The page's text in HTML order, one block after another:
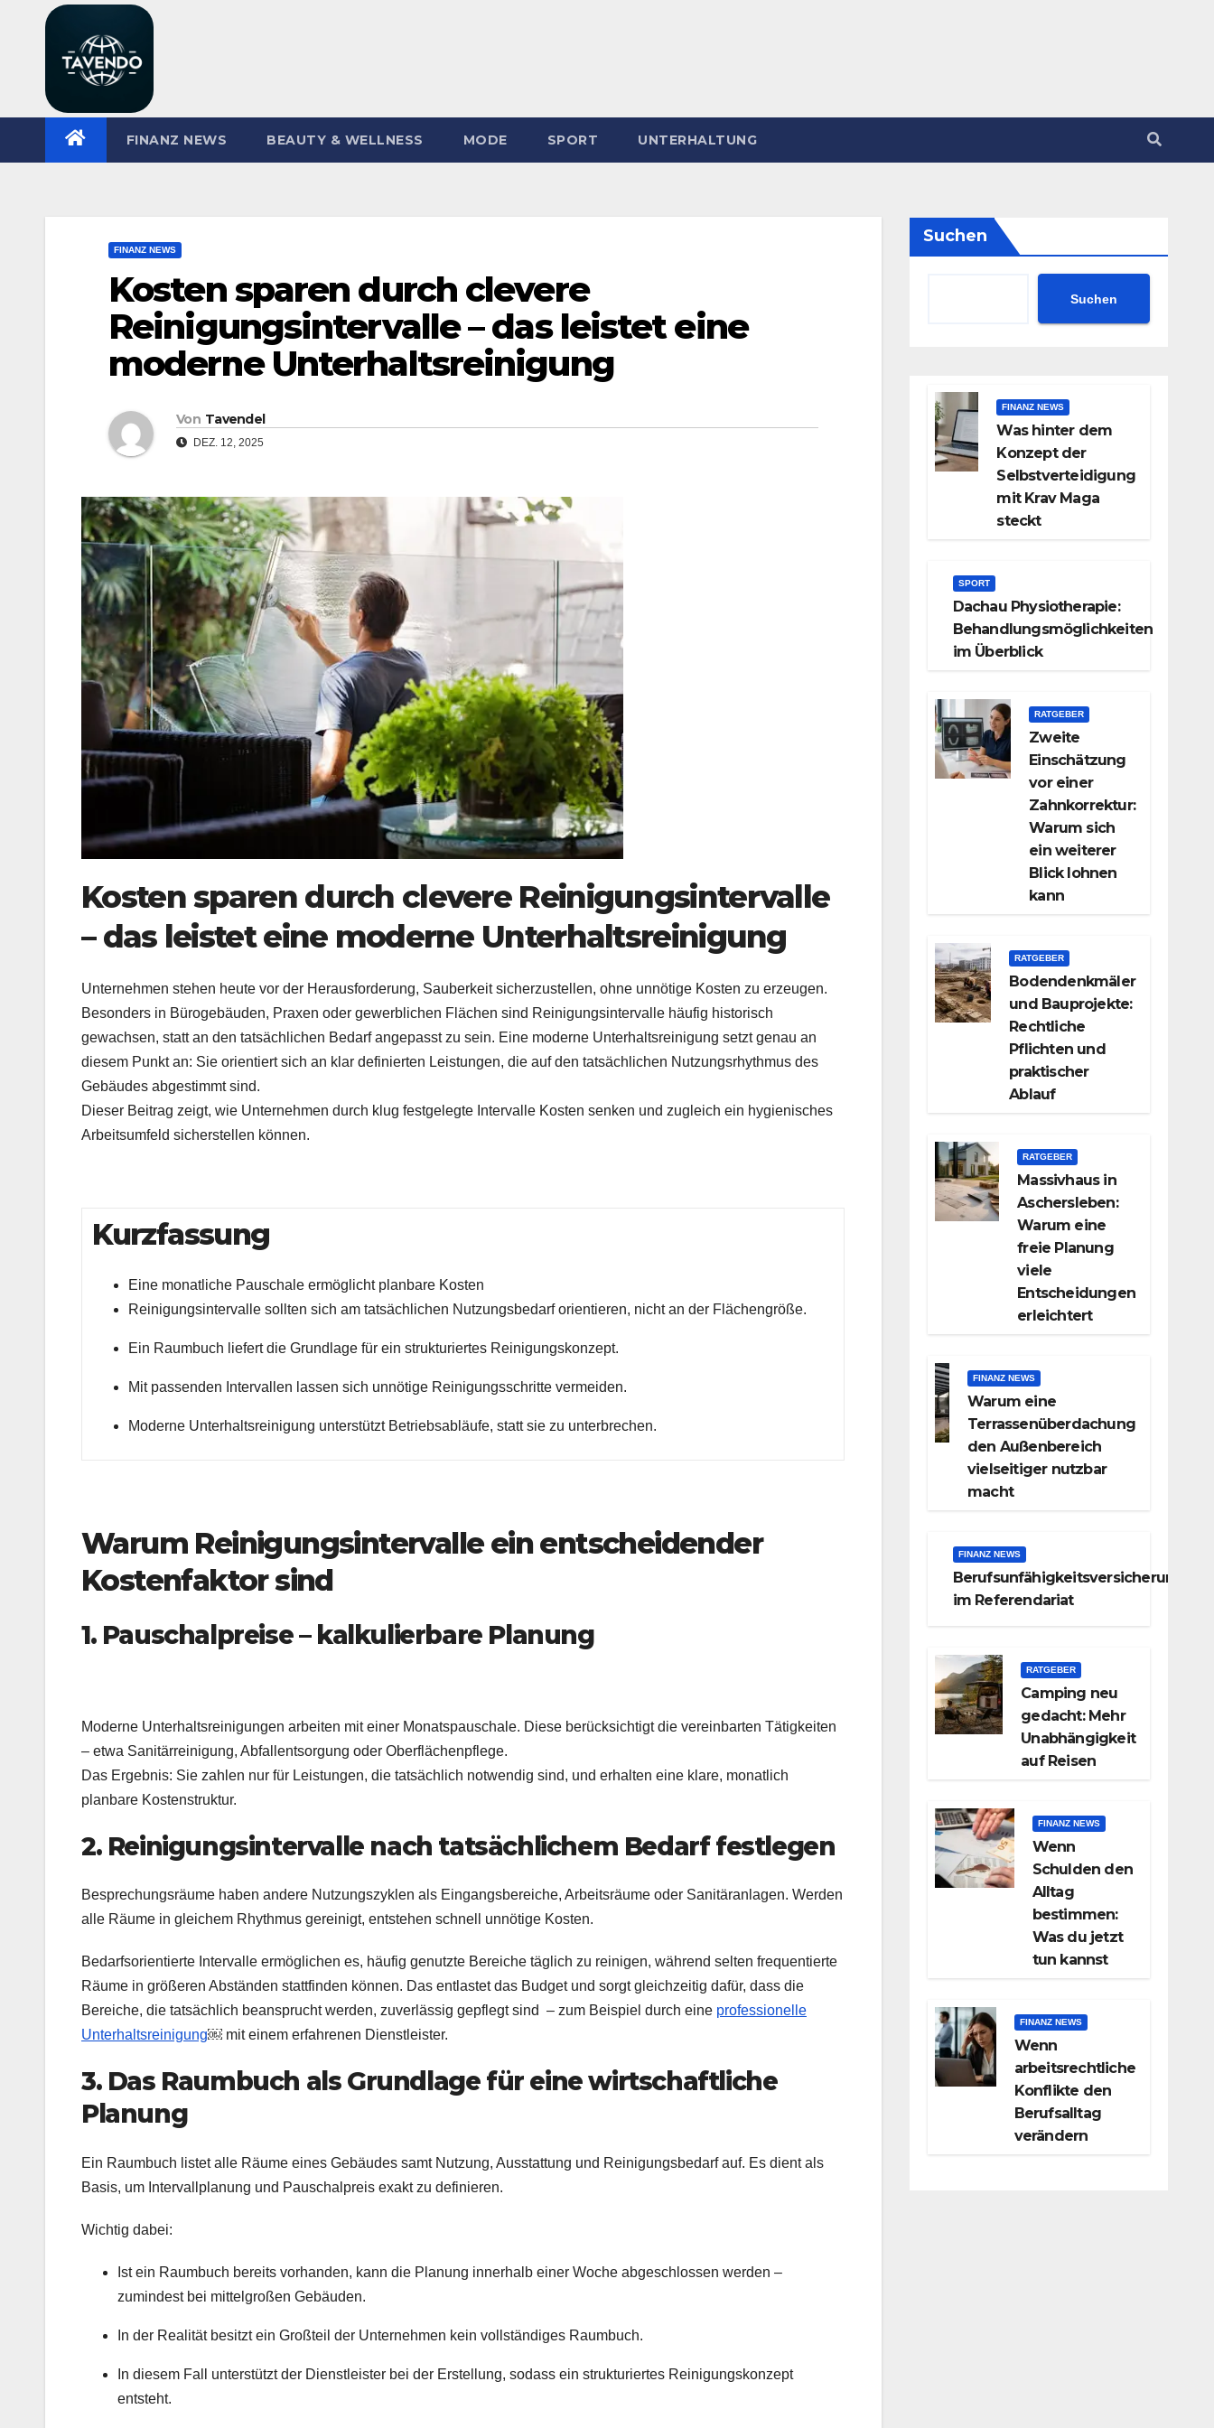
FINANZ NEWS BEAUTY & WELLNESS MODE SPORT UNTERHALTUNG
FINANZ NEWS
Kosten sparen durch clevere
Reinigungsintervalle – das leistet eine
moderne Unterhaltsreinigung
Von Tavendel
DEZ. 12, 2025
Kosten sparen durch clevere Reinigungsintervalle
– das leistet eine moderne Unterhaltsreinigung
Unternehmen stehen heute vor der Herausforderung, Sauberkeit sicherzustellen, ohne unnötige Kosten zu erzeugen.
Besonders in Bürogebäuden, Praxen oder gewerblichen Flächen sind Reinigungsintervalle häufig historisch
gewachsen, statt an den tatsächlichen Bedarf angepasst zu sein. Eine moderne Unterhaltsreinigung setzt genau an
diesem Punkt an: Sie orientiert sich an klar definierten Leistungen, die auf den tatsächlichen Nutzungsrhythmus des
Gebäudes abgestimmt sind.
Dieser Beitrag zeigt, wie Unternehmen durch klug festgelegte Intervalle Kosten senken und zugleich ein hygienisches
Arbeitsumfeld sicherstellen können.
Kurzfassung
Eine monatliche Pauschale ermöglicht planbare Kosten
Reinigungsintervalle sollten sich am tatsächlichen Nutzungsbedarf orientieren, nicht an der Flächengröße.
Ein Raumbuch liefert die Grundlage für ein strukturiertes Reinigungskonzept.
Mit passenden Intervallen lassen sich unnötige Reinigungsschritte vermeiden.
Moderne Unterhaltsreinigung unterstützt Betriebsabläufe, statt sie zu unterbrechen.
Warum Reinigungsintervalle ein entscheidender
Kostenfaktor sind
1. Pauschalpreise – kalkulierbare Planung
Moderne Unterhaltsreinigungen arbeiten mit einer Monatspauschale. Diese berücksichtigt die vereinbarten Tätigkeiten
– etwa Sanitärreinigung, Abfallentsorgung oder Oberflächenpflege.
Das Ergebnis: Sie zahlen nur für Leistungen, die tatsächlich notwendig sind, und erhalten eine klare, monatlich
planbare Kostenstruktur.
2. Reinigungsintervalle nach tatsächlichem Bedarf festlegen
Besprechungsräume haben andere Nutzungszyklen als Eingangsbereiche, Arbeitsräume oder Sanitäranlagen. Werden
alle Räume in gleichem Rhythmus gereinigt, entstehen schnell unnötige Kosten.
Bedarfsorientierte Intervalle ermöglichen es, häufig genutzte Bereiche täglich zu reinigen, während selten frequentierte
Räume in größeren Abständen stattfinden können. Das entlastet das Budget und sorgt gleichzeitig dafür, dass die
Bereiche, die tatsächlich beansprucht werden, zuverlässig gepflegt sind – zum Beispiel durch eine professionelle
Unterhaltsreinigung￼ mit einem erfahrenen Dienstleister.
3. Das Raumbuch als Grundlage für eine wirtschaftliche
Planung
Ein Raumbuch listet alle Räume eines Gebäudes samt Nutzung, Ausstattung und Reinigungsbedarf auf. Es dient als
Basis, um Intervallplanung und Pauschalpreis exakt zu definieren.
Wichtig dabei:
Ist ein Raumbuch bereits vorhanden, kann die Planung innerhalb einer Woche abgeschlossen werden –
zumindest bei mittelgroßen Gebäuden.
In der Realität besitzt ein Großteil der Unternehmen kein vollständiges Raumbuch.
In diesem Fall unterstützt der Dienstleister bei der Erstellung, sodass ein strukturiertes Reinigungskonzept
entsteht.
Suchen
Suchen
FINANZ NEWS
Was hinter dem
Konzept der
Selbstverteidigung
mit Krav Maga
steckt
SPORT
Dachau Physiotherapie:
Behandlungsmöglichkeiten
im Überblick
RATGEBER
Zweite
Einschätzung
vor einer
Zahnkorrektur:
Warum sich
ein weiterer
Blick lohnen
kann
RATGEBER
Bodendenkmäler
und Bauprojekte:
Rechtliche
Pflichten und
praktischer
Ablauf
RATGEBER
Massivhaus in
Aschersleben:
Warum eine
freie Planung
viele
Entscheidungen
erleichtert
FINANZ NEWS
Warum eine
Terrassenüberdachung
den Außenbereich
vielseitiger nutzbar
macht
FINANZ NEWS
Berufsunfähigkeitsversicherung
im Referendariat
RATGEBER
Camping neu
gedacht: Mehr
Unabhängigkeit
auf Reisen
FINANZ NEWS
Wenn
Schulden den
Alltag
bestimmen:
Was du jetzt
tun kannst
FINANZ NEWS
Wenn
arbeitsrechtliche
Konflikte den
Berufsalltag
verändern